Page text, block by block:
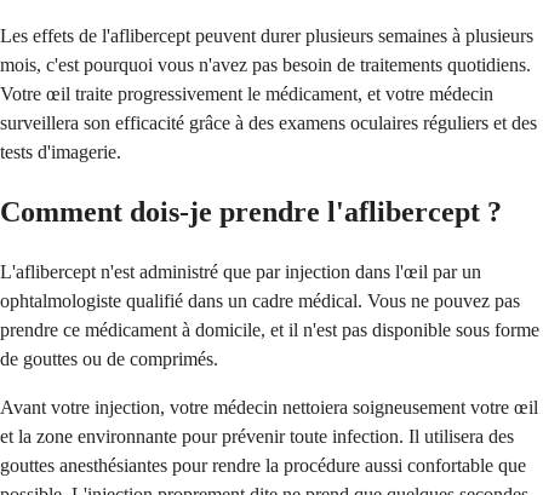
Les effets de l'aflibercept peuvent durer plusieurs semaines à plusieurs
mois, c'est pourquoi vous n'avez pas besoin de traitements quotidiens.
Votre œil traite progressivement le médicament, et votre médecin
surveillera son efficacité grâce à des examens oculaires réguliers et des
tests d'imagerie.
Comment dois-je prendre l'aflibercept ?
L'aflibercept n'est administré que par injection dans l'œil par un
ophtalmologiste qualifié dans un cadre médical. Vous ne pouvez pas
prendre ce médicament à domicile, et il n'est pas disponible sous forme
de gouttes ou de comprimés.
Avant votre injection, votre médecin nettoiera soigneusement votre œil
et la zone environnante pour prévenir toute infection. Il utilisera des
gouttes anesthésiantes pour rendre la procédure aussi confortable que